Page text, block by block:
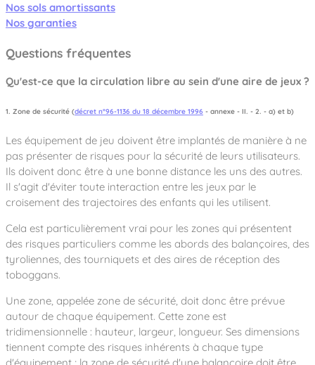
Nos sols amortissants
Nos garanties
Questions fréquentes
Qu'est-ce que la circulation libre au sein d'une aire de jeux ?
1. Zone de sécurité (décret n°96-1136 du 18 décembre 1996 - annexe - II. - 2. - a) et b)
Les équipement de jeu doivent être implantés de manière à ne
pas présenter de risques pour la sécurité de leurs utilisateurs.
Ils doivent donc être à une bonne distance les uns des autres.
Il s'agit d'éviter toute interaction entre les jeux par le
croisement des trajectoires des enfants qui les utilisent.
Cela est particulièrement vrai pour les zones qui présentent
des risques particuliers comme les abords des balançoires, des
tyroliennes, des tourniquets et des aires de réception des
toboggans.
Une zone, appelée zone de sécurité, doit donc être prévue
autour de chaque équipement. Cette zone est
tridimensionnelle : hauteur, largeur, longueur. Ses dimensions
tiennent compte des risques inhérents à chaque type